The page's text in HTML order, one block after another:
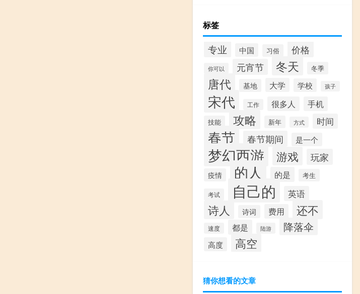
标签
专业 中国 习俗 价格
你可以 元宵节 冬天 冬季
唐代 基地 大学 学校 孩子
宋代 工作 很多人 手机
技能 攻略 新年 方式 时间
春节 春节期间 是一个
梦幻西游 游戏 玩家
疫情 的人 的是 考生
考试 自己的 英语
诗人 诗词 费用 还不
速度 都是 陆游 降落伞
高度 高空
猜你想看的文章